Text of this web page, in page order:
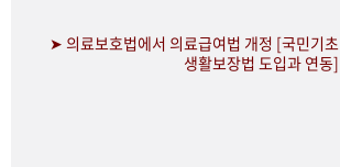
➤ 의료보호법에서 의료급여법 개정 [국민기초
생활보장법 도입과 연동]